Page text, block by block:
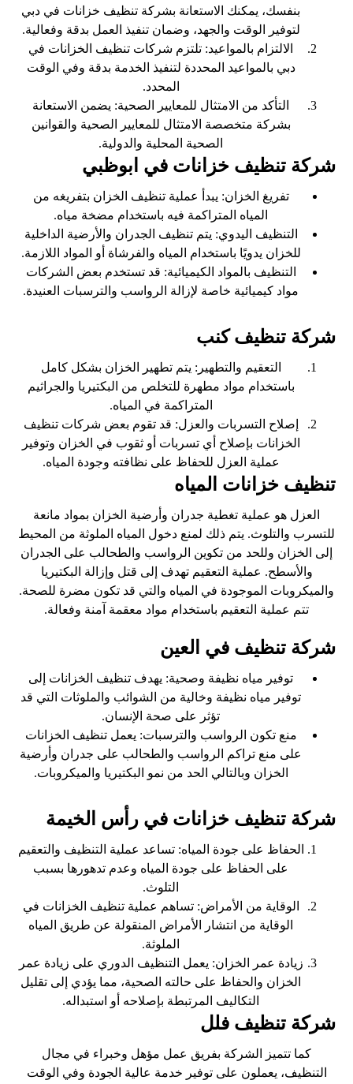
بنفسك، يمكنك الاستعانة بشركة تنظيف خزانات في دبي
لتوفير الوقت والجهد، وضمان تنفيذ العمل بدقة وفعالية.
الالتزام بالمواعيد: تلتزم شركات تنظيف الخزانات في
دبي بالمواعيد المحددة لتنفيذ الخدمة بدقة وفي الوقت
المحدد.
التأكد من الامتثال للمعايير الصحية: يضمن الاستعانة
بشركة متخصصة الامتثال للمعايير الصحية والقوانين
الصحية المحلية والدولية.
شركة تنظيف خزانات في ابوظبي
تفريغ الخزان: يبدأ عملية تنظيف الخزان بتفريغه من
المياه المتراكمة فيه باستخدام مضخة مياه.
التنظيف اليدوي: يتم تنظيف الجدران والأرضية الداخلية
للخزان يدويًا باستخدام المياه والفرشاة أو المواد اللازمة.
التنظيف بالمواد الكيميائية: قد تستخدم بعض الشركات
مواد كيميائية خاصة لإزالة الرواسب والترسبات العنيدة.
شركة تنظيف كنب
التعقيم والتطهير: يتم تطهير الخزان بشكل كامل
باستخدام مواد مطهرة للتخلص من البكتيريا والجراثيم
المتراكمة في المياه.
إصلاح التسربات والعزل: قد تقوم بعض شركات تنظيف
الخزانات بإصلاح أي تسربات أو ثقوب في الخزان وتوفير
عملية العزل للحفاظ على نظافته وجودة المياه.
تنظيف خزانات المياه
العزل هو عملية تغطية جدران وأرضية الخزان بمواد مانعة
للتسرب والتلوث. يتم ذلك لمنع دخول المياه الملوثة من المحيط
إلى الخزان وللحد من تكوين الرواسب والطحالب على الجدران
والأسطح. عملية التعقيم تهدف إلى قتل وإزالة البكتيريا
والميكروبات الموجودة في المياه والتي قد تكون مضرة للصحة.
تتم عملية التعقيم باستخدام مواد معقمة آمنة وفعالة.
شركة تنظيف في العين
توفير مياه نظيفة وصحية: يهدف تنظيف الخزانات إلى
توفير مياه نظيفة وخالية من الشوائب والملوثات التي قد
تؤثر على صحة الإنسان.
منع تكون الرواسب والترسبات: يعمل تنظيف الخزانات
على منع تراكم الرواسب والطحالب على جدران وأرضية
الخزان وبالتالي الحد من نمو البكتيريا والميكروبات.
شركة تنظيف خزانات في رأس الخيمة
الحفاظ على جودة المياه: تساعد عملية التنظيف والتعقيم
على الحفاظ على جودة المياه وعدم تدهورها بسبب
التلوث.
الوقاية من الأمراض: تساهم عملية تنظيف الخزانات في
الوقاية من انتشار الأمراض المنقولة عن طريق المياه
الملوثة.
زيادة عمر الخزان: يعمل التنظيف الدوري على زيادة عمر
الخزان والحفاظ على حالته الصحية، مما يؤدي إلى تقليل
التكاليف المرتبطة بإصلاحه أو استبداله.
شركة تنظيف فلل
كما تتميز الشركة بفريق عمل مؤهل وخبراء في مجال
التنظيف، يعملون على توفير خدمة عالية الجودة وفي الوقت